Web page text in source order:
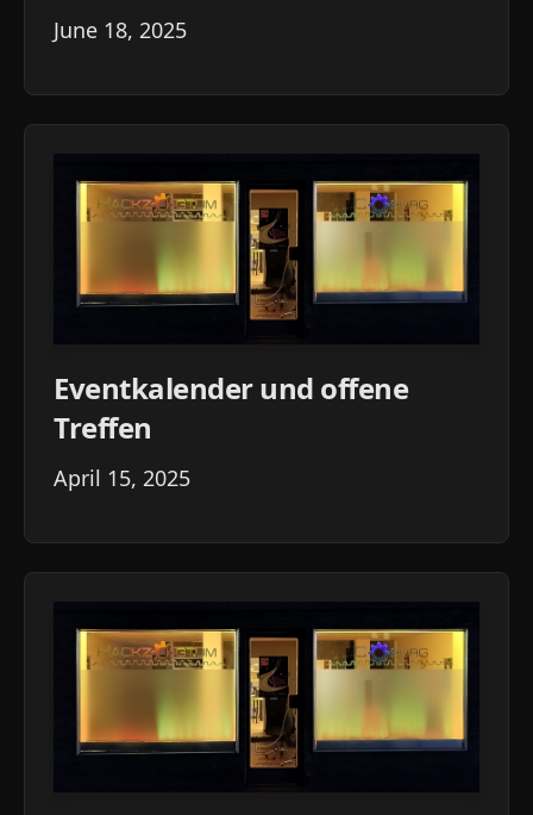
June 18, 2025
Eventkalender und offene
Treffen
April 15, 2025